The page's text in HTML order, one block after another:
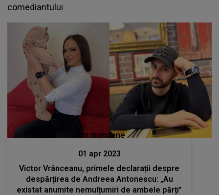
comediantului
Stiri mondene
01 apr 2023
Victor Vrânceanu, primele declarații despre
despărțirea de Andreea Antonescu: „Au
existat anumite nemulțumiri de ambele părți”